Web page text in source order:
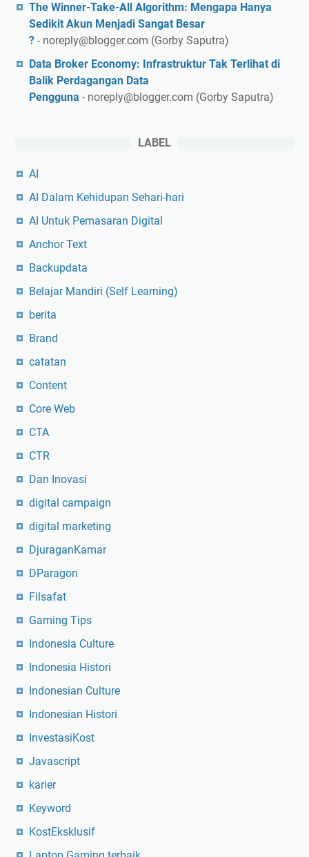
The Winner-Take-All Algorithm: Mengapa Hanya
Sedikit Akun Menjadi Sangat Besar
? - noreply@blogger.com (Gorby Saputra)
Data Broker Economy: Infrastruktur Tak Terlihat di
Balik Perdagangan Data
Pengguna - noreply@blogger.com (Gorby Saputra)
LABEL
AI
AI Dalam Kehidupan Sehari-hari
AI Untuk Pemasaran Digital
Anchor Text
Backupdata
Belajar Mandiri (Self Learning)
berita
Brand
catatan
Content
Core Web
CTA
CTR
Dan Inovasi
digital campaign
digital marketing
DjuraganKamar
DParagon
Filsafat
Gaming Tips
Indonesia Culture
Indonesia Histori
Indonesian Culture
Indonesian Histori
InvestasiKost
Javascript
karier
Keyword
KostEksklusif